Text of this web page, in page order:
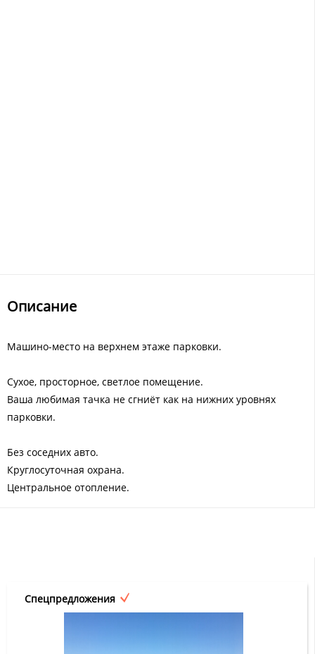
Описание
Машино-место на верхнем этаже парковки.
Сухое, просторное, светлое помещение.
Ваша любимая тачка не сгниёт как на нижних уровнях
парковки.
Без соседних авто.
Круглосуточная охрана.
Центральное отопление.
Спецпредложения